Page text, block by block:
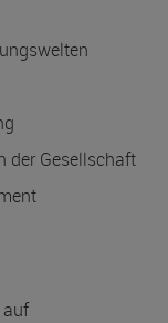
der Gesellschaft